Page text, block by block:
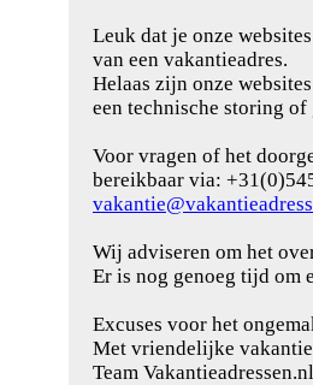
Leuk dat je onze
van een vakantieadres.
Helaas zijn onze
een technische storing
Voor vragen of het
bereikbaar via:
Wij adviseren om het
Er is nog genoeg tijd om
Excuses voor het
Met vriendelijke
Team Vakantieadressen.nl